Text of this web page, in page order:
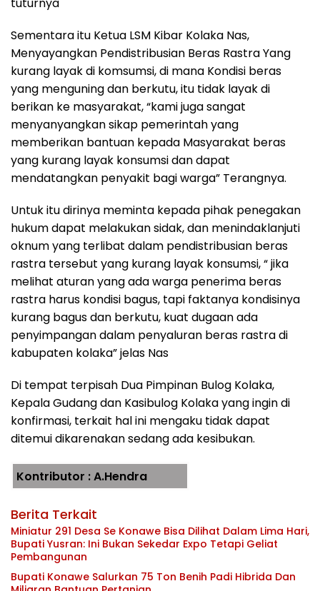
Sementara itu Ketua LSM Kibar Kolaka Nas,
Menyayangkan Pendistribusian Beras Rastra Yang
kurang layak di komsumsi, di mana Kondisi beras
yang menguning dan berkutu, itu tidak layak di
berikan ke masyarakat, “kami juga sangat
menyanyangkan sikap pemerintah yang
memberikan bantuan kepada Masyarakat beras
yang kurang layak konsumsi dan dapat
mendatangkan penyakit bagi warga” Terangnya.
Untuk itu dirinya meminta kepada pihak penegakan
hukum dapat melakukan sidak, dan menindaklanjuti
oknum yang terlibat dalam pendistribusian beras
rastra tersebut yang kurang layak konsumsi, “ jika
melihat aturan yang ada warga penerima beras
rastra harus kondisi bagus, tapi faktanya kondisinya
kurang bagus dan berkutu, kuat dugaan ada
penyimpangan dalam penyaluran beras rastra di
kabupaten kolaka” jelas Nas
Di tempat terpisah Dua Pimpinan Bulog Kolaka,
Kepala Gudang dan Kasibulog Kolaka yang ingin di
konfirmasi, terkait hal ini mengaku tidak dapat
ditemui dikarenakan sedang ada kesibukan.
Kontributor : A.Hendra
Berita Terkait
Miniatur 291 Desa Se Konawe Bisa Dilihat Dalam Lima Hari,
Bupati Yusran: Ini Bukan Sekedar Expo Tetapi Geliat
Pembangunan
Bupati Konawe Salurkan 75 Ton Benih Padi Hibrida Dan